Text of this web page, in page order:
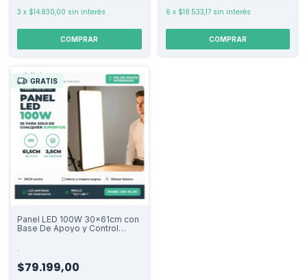
3 x $14.830,00 sin interés 6 x $18.533,17 sin interés
COMPRAR
GRATIS
Panel LED 100W 30x61cm con
Base De Apoyo y Control
.
$79.199,00